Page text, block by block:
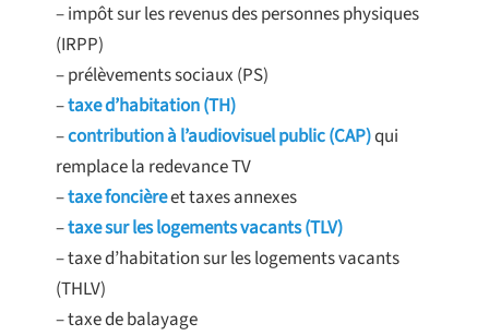
– impôt sur les revenus des personnes physiques
(IRPP)
– prélèvements sociaux (PS)
–taxe d’habitation (TH)
–contribution à l’audiovisuel public (CAP)qui
remplace la redevance TV
–taxe foncièreet taxes annexes
–taxe sur les logements vacants (TLV)
– taxe d’habitation sur les logements vacants
(THLV)
– taxe de balayage